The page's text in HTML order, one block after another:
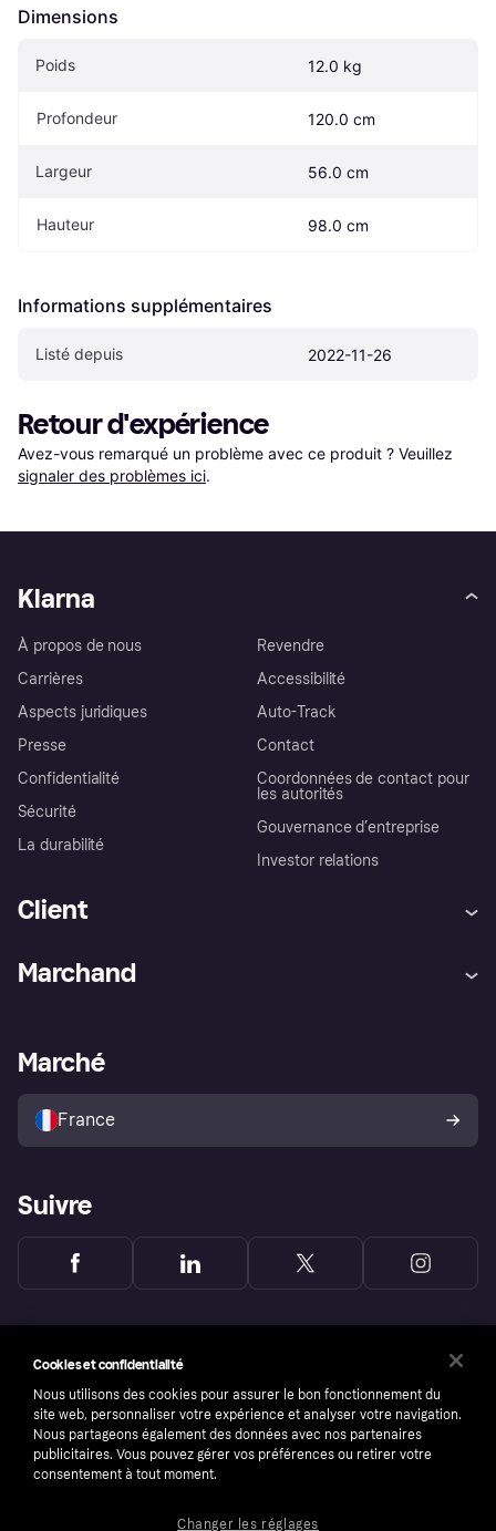
Dimensions
Poids 12.0 kg
Profondeur 120.0 cm
Largeur 56.0 cm
Hauteur 98.0 cm
Informations supplémentaires
Listé depuis 2022-11-26
Retour d'expérience
Avez-vous remarqué un problème avec ce produit ? Veuillez
signaler des problèmes ici.
Klarna
À propos de nous
Carrières
Aspects juridiques
Presse
Confidentialité
Sécurité
La durabilité
Revendre
Accessibilité
Auto-Track
Contact
Coordonnées de contact pour
les autorités
Gouvernance d’entreprise
Investor relations
Client
Explorez les magasins
Politique de protection de
l’acheteur Klarna
Marchand
Portail Marchand
Marché
France
Suivre
Cookies et confidentialité
Nous utilisons des cookies pour assurer le bon fonctionnement du
site web, personnaliser votre expérience et analyser votre navigation.
Nous partageons également des données avec nos partenaires
publicitaires. Vous pouvez gérer vos préférences ou retirer votre
consentement à tout moment.
Changer les réglages